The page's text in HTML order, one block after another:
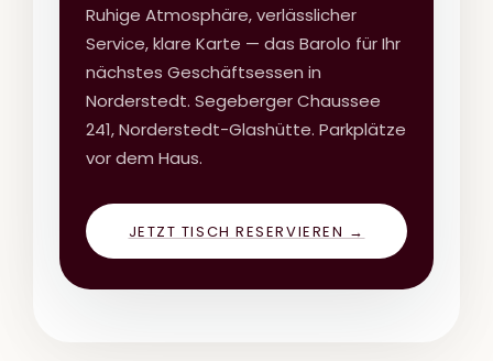
Ruhige Atmosphäre, verlässlicher
Service, klare Karte — das Barolo für Ihr
nächstes Geschäftsessen in
Norderstedt. Segeberger Chaussee
241, Norderstedt-Glashütte. Parkplätze
vor dem Haus.
JETZT TISCH RESERVIEREN →